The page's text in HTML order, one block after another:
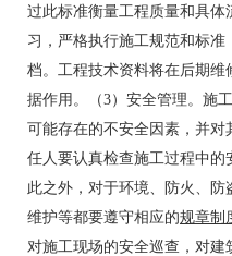
过此标准衡量工程质量和具
习，严格执行施工规范和标
档。工程技术资料将在后期
据作用。（3）安全管理。施
可能存在的不安全因素，并
任人要认真检查施工过程中
此之外，对于环境、防火、
维护等都要遵守相应的规章制
对施工现场的安全巡查，对